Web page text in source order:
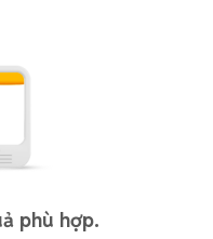
phù hợp.